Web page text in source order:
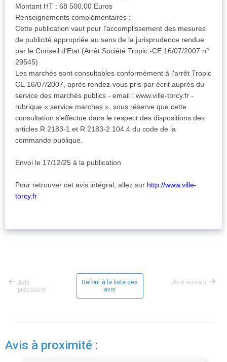
Montant HT : 68 500,00 Euros
Renseignements complémentaires :
Cette publication vaut pour l'accomplissement des mesures
de publicité appropriée au sens de la jurisprudence rendue
par le Conseil d'Etat (Arrêt Société Tropic -CE 16/07/2007 n°
29545)
Les marchés sont consultables conformément à l'arrêt Tropic
CE 16/07/2007, après rendez-vous pris par écrit auprès du
service des marchés publics - email : www.ville-torcy.fr -
rubrique « service.marches », sous réserve que cette
consultation s'effectue dans le respect des dispositions des
articles R 2183-1 et R 2183-2 104.4 du code de la
commande publique.
Envoi le 17/12/25 à la publication
Pour retrouver cet avis intégral, allez sur http://www.ville-
torcy.fr
Avis
précédent
Retour à la liste des
avis
Avis suivant
Avis à proximité :